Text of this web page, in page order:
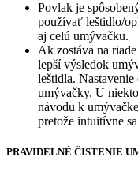
Povlak je
používať leštidlo/
aj celú umývačku.
Ak zostáva na
lepší výsledok
leštidla.
umývačky. U
návodu k
pretože intuitívne
PRAVIDELNÉ ČISTENIE